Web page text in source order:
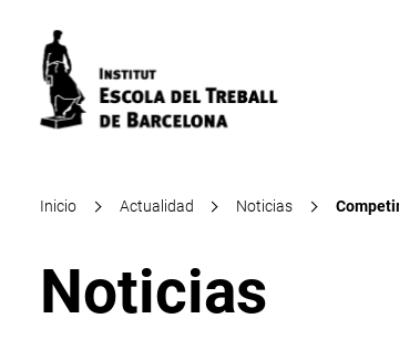
Inicio Actualidad Noticias
Noticias